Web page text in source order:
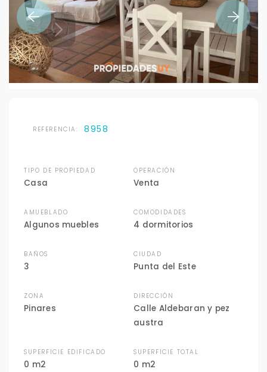
REFERENCIA: 8958
TIPO DE PROPIEDAD
Casa
OPERACIÓN
Venta
AMUEBLADO
Algunos muebles
COMODIDADES
4 dormitorios
BAÑOS
3
CIUDAD
Punta del Este
ZONA
Pinares
DIRECCIÓN
Calle Aldebaran y pez
austra
SUPERFICIE EDIFICADO
0 m2
SUPERFICIE TOTAL
0 m2